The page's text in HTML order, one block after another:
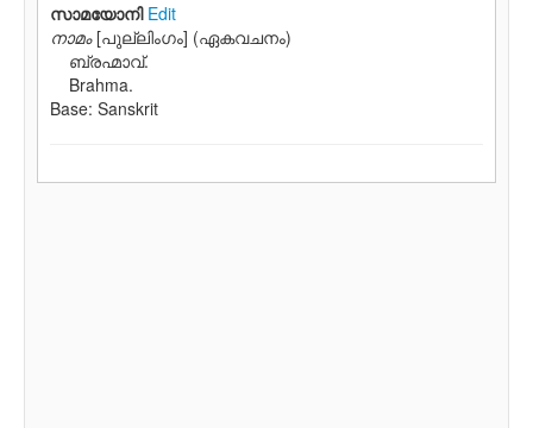
സാമയോനി Edit
നാമം[പുല്ലിംഗം] (ഏകവചനം)
ബ്രഹ്മാവ്.
Brahma.
Base: Sanskrit